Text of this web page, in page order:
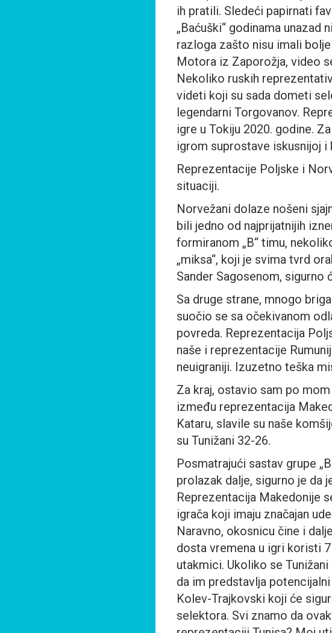
ih pratili. Sledeći papirnati
„Baćuški“ godinama unazad
razloga zašto nisu imali
Motora iz Zaporožja, video
Nekoliko ruskih
videti koji su sada dometi
legendarni Torgovanov.
igre u Tokiju 2020. godine.
igrom suprostave iskusnijoj
Reprezentacije Poljske i
situaciji.
Norvežani dolaze nošeni
bili jedno od najprijatnijih
formiranom „B“ timu,
„miksa“, koji je svima tvrd
Sander Sagosenom,
Sa druge strane, mnogo
suočio se sa očekivanom
povreda. Reprezentacija
naše i reprezentacije
neuigraniji. Izuzetno teška
Za kraj, ostavio sam po
između reprezentacija
Kataru, slavile su naše
su Tunižani 32-26.
Posmatrajući sastav grupe
prolazak dalje, sigurno je da
Reprezentacija Makedonije
igrača koji imaju značajan
Naravno, okosnicu čine i
dosta vremena u igri koristi
utakmici. Ukoliko se
da im predstavlja
Kolev-Trajkovski koji će
selektora. Svi znamo da